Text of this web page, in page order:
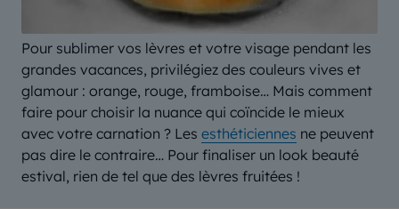
Pour sublimer vos lèvres et votre visage pendant les
grandes vacances, privilégiez des couleurs vives et
glamour : orange, rouge, framboise… Mais comment
faire pour choisir la nuance qui coïncide le mieux
avec votre carnation ? Les esthéticiennes ne peuvent
pas dire le contraire… Pour finaliser un look beauté
estival, rien de tel que des lèvres fruitées !